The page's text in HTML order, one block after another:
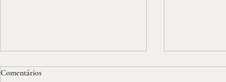
Comentários